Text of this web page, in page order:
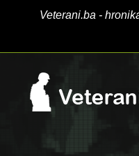
Veterani.ba -